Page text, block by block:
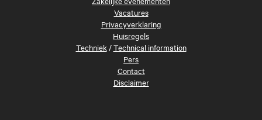
Vacatures
Privacyverklaring
Huisregels
Techniek/Technical information
Pers
Contact
Disclaimer